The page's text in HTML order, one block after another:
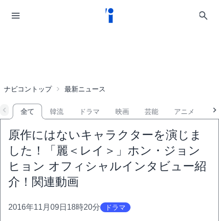
ナビコントップ 最新ニュース
全て 韓流 ドラマ 映画 芸能 アニメ
原作にはないキャラクターを演じま
した！「麗＜レイ＞」ホン・ジョン
ヒョン オフィシャルインタビュー紹
介！関連動画
2016年11月09日18時20分 ドラマ